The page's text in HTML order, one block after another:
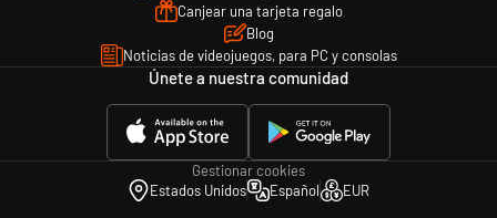
Canjear una tarjeta regalo
Blog
Noticias de videojuegos, para PC y consolas
Únete a nuestra comunidad
Gestionar cookies
Estados Unidos
Español EUR